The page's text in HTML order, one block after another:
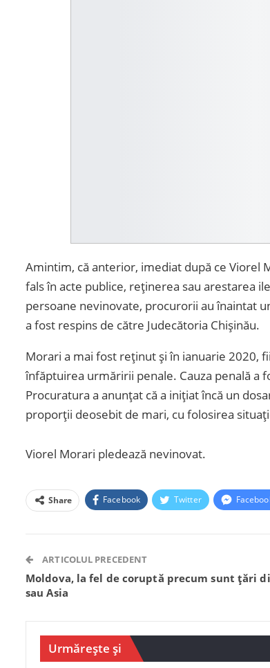
Amintim, că anterior, imediat după ce Viorel
fals în acte publice, reținerea sau arestarea
persoane nevinovate, procurorii au înaintat
a fost respins de către Judecătoria Chișinău.
Morari a mai fost reținut și în ianuarie 2020,
înfăptuirea urmăririi penale. Cauza penală a
Procuratura a anunțat că a inițiat încă un
proporții deosebit de mari, cu folosirea
Viorel Morari pledează nevinovat.
Share Facebook Twitter
ARTICOLUL PRECEDENT
Moldova, la fel de coruptă precum sunt țări
sau Asia
Urmărește și